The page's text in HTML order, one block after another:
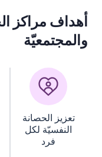
أهداف مراكز
والمجتمعيّة
تعزيز الحصانة
النفسيّة لكل
فرد